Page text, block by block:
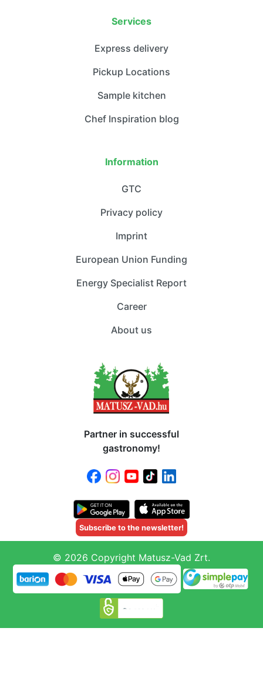
Services
Express delivery
Pickup Locations
Sample kitchen
Chef Inspiration blog
Information
GTC
Privacy policy
Imprint
European Union Funding
Energy Specialist Report
Career
About us
Partner in successful
gastronomy!
Subscribe to the newsletter!
© 2026 Copyright Matusz-Vad Zrt.